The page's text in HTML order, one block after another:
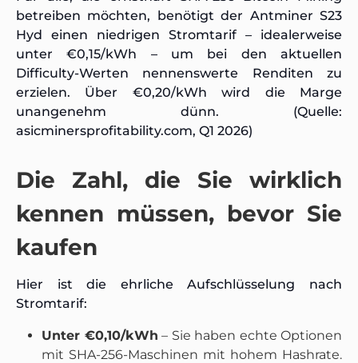
betreiben möchten, benötigt der Antminer S23
Hyd einen niedrigen Stromtarif – idealerweise
unter €0,15/kWh – um bei den aktuellen
Difficulty-Werten nennenswerte Renditen zu
erzielen. Über €0,20/kWh wird die Marge
unangenehm dünn. (Quelle:
asicminersprofitability.com, Q1 2026)
Die Zahl, die Sie wirklich
kennen müssen, bevor Sie
kaufen
Hier ist die ehrliche Aufschlüsselung nach
Stromtarif:
Unter €0,10/kWh – Sie haben echte Optionen
mit SHA-256-Maschinen mit hohem Hashrate.